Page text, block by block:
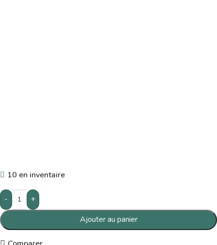
10 en inventaire
-
+
Ajouter au panier